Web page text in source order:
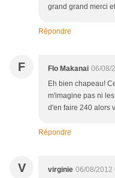
grand grand merci
Répondre
F Flo Makanai 06/08/
Eh bien chapeau!
m'imagine pas ni
d'en faire 240 alors
Répondre
V virginie 06/08/2012